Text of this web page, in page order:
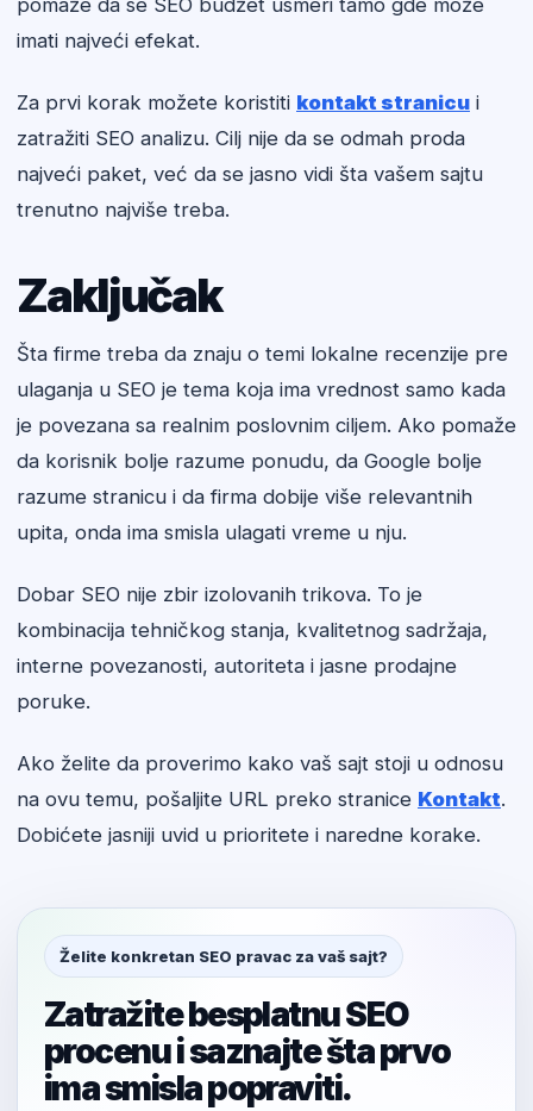
pomaže da se SEO budžet usmeri tamo gde može
imati najveći efekat.
Za prvi korak možete koristiti kontakt stranicu i
zatražiti SEO analizu. Cilj nije da se odmah proda
najveći paket, već da se jasno vidi šta vašem sajtu
trenutno najviše treba.
Zaključak
Šta firme treba da znaju o temi lokalne recenzije pre
ulaganja u SEO je tema koja ima vrednost samo kada
je povezana sa realnim poslovnim ciljem. Ako pomaže
da korisnik bolje razume ponudu, da Google bolje
razume stranicu i da firma dobije više relevantnih
upita, onda ima smisla ulagati vreme u nju.
Dobar SEO nije zbir izolovanih trikova. To je
kombinacija tehničkog stanja, kvalitetnog sadržaja,
interne povezanosti, autoriteta i jasne prodajne
poruke.
Ako želite da proverimo kako vaš sajt stoji u odnosu
na ovu temu, pošaljite URL preko stranice Kontakt.
Dobićete jasniji uvid u prioritete i naredne korake.
Želite konkretan SEO pravac za vaš sajt?
Zatražite besplatnu SEO
procenu i saznajte šta prvo
ima smisla popraviti.